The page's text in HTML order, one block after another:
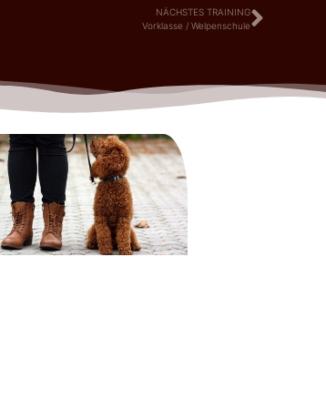
NÄCHSTES TRAINING
Vorklasse / Welpenschule